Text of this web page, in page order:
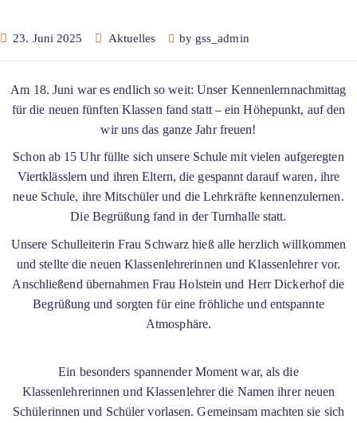
23. Juni 2025 Aktuelles by gss_admin
Am 18. Juni war es endlich so weit: Unser Kennenlernnachmittag
für die neuen fünften Klassen fand statt – ein Höhepunkt, auf den
wir uns das ganze Jahr freuen!
Schon ab 15 Uhr füllte sich unsere Schule mit vielen aufgeregten
Viertklässlern und ihren Eltern, die gespannt darauf waren, ihre
neue Schule, ihre Mitschüler und die Lehrkräfte kennenzulernen.
Die Begrüßung fand in der Turnhalle statt.
Unsere Schulleiterin Frau Schwarz hieß alle herzlich willkommen
und stellte die neuen Klassenlehrerinnen und Klassenlehrer vor.
Anschließend übernahmen Frau Holstein und Herr Dickerhof die
Begrüßung und sorgten für eine fröhliche und entspannte
Atmosphäre.
Ein besonders spannender Moment war, als die
Klassenlehrerinnen und Klassenlehrer die Namen ihrer neuen
Schülerinnen und Schüler vorlasen. Gemeinsam machten sie sich